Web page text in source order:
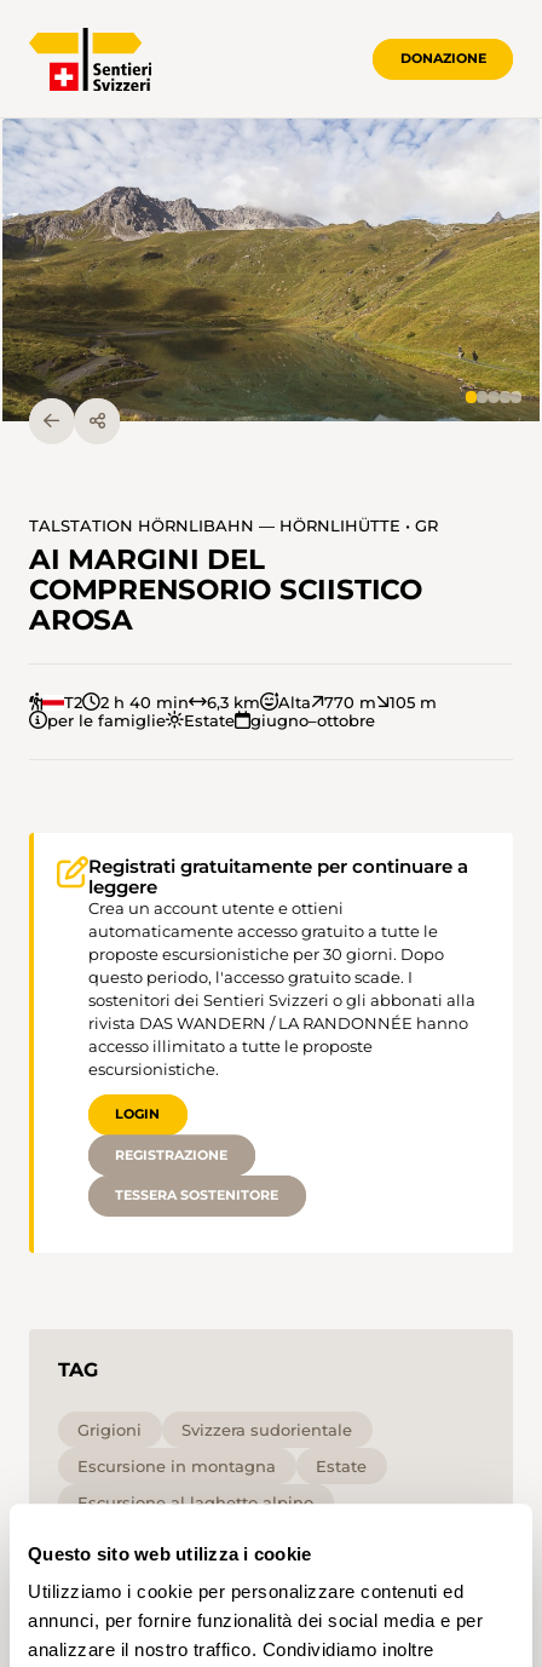
Questo sito web utilizza i cookie
Utilizziamo i cookie per personalizzare contenuti ed
annunci, per fornire funzionalità dei social media e per
analizzare il nostro traffico. Condividiamo inoltre
DONAZIONE
TALSTATION HÖRNLIBAHN — HÖRNLIHÜTTE • GR
AI MARGINI DEL
COMPRENSORIO SCIISTICO
AROSA
T2 2 h 40 min 6,3 km Alta 770 m
105 m
per le famiglie
Estate giugno–ottobre
Registrati gratuitamente per continuare a
leggere
Crea un account utente e ottieni
automaticamente accesso gratuito a tutte le
proposte escursionistiche per 30 giorni. Dopo
questo periodo, l'accesso gratuito scade. I
sostenitori dei Sentieri Svizzeri o gli abbonati alla
rivista DAS WANDERN / LA RANDONNÉE hanno
accesso illimitato a tutte le proposte
escursionistiche.
LOGIN
REGISTRAZIONE
TESSERA SOSTENITORE
TAG
Grigioni
Svizzera sudorientale
Escursione in montagna
Estate
Escursione al laghetto alpino
Cliccando su un tag, puoi aggiungerlo al tuo